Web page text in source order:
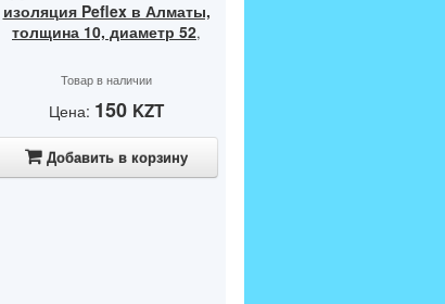
изоляция Peflex в Алматы,
толщина 10, диаметр 52,
Товар в наличии
Цена: 150 KZT
Добавить в корзину